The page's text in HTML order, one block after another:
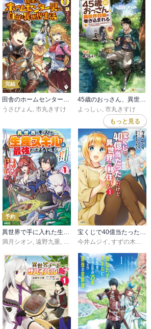
完結
うさぴょん 市丸きすけ
よっしぃ 市丸きすけ
もっと見る
予約
異世界で手に入れた生産スキルは最強だったようです。 ～創造＆器用のWチートで無双する～
満月シオン, 遠野九重, 人米
宝くじで40億当たったんだけど異世界に移住する
今井ムジイ , すずの木くろ